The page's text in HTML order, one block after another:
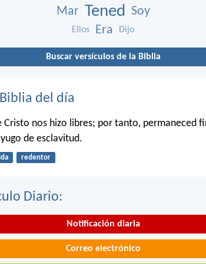
Mar Tened Soy
Ellos Era Dijo
Buscar versículos de la Biblia
del día
Cristo nos hizo libres; por tanto, permaneced
de esclavitud.
redentor
Diario:
Notificación diaria
Correo electrónico